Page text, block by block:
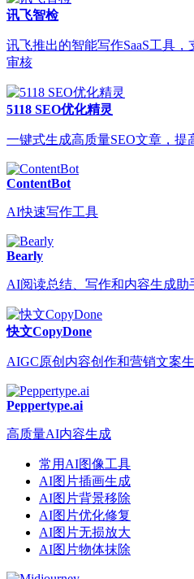
讯飞智检
讯飞推出的智能写作SaaS工具
审核
5118 SEO优化精灵
一键式生成高质量SEO文章，
ContentBot
AI快速写作工具
Bearly
AI阅读总结、写作和内容生成助
快文CopyDone
AIGC原创内容创作和营销文案
Peppertype.ai
高质量AI内容生成
常用AI图像工具
AI图片插画生成
AI图片背景移除
AI图片优化修复
AI图片无损放大
AI图片物体抹除